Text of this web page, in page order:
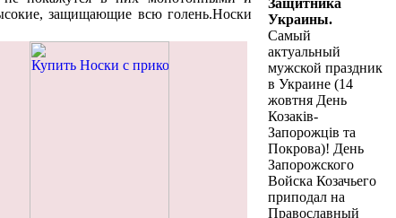
защищающие всю голень.Носки
Защитника
Украины.
Самый
актуальный
мужской праздник
в Украине (14
жовтня День
Козаків-
Запорожців та
Покрова)! День
Запорожского
Войска Козачьего
приподал на
Православный